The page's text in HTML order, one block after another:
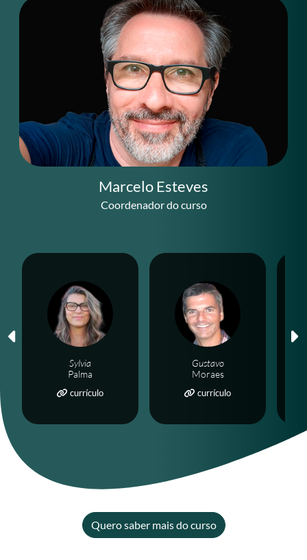
Marcelo Esteves
Coordenador do curso
Sylvia
Palma
currículo
Gustavo
Moraes
currículo
Quero saber mais do curso